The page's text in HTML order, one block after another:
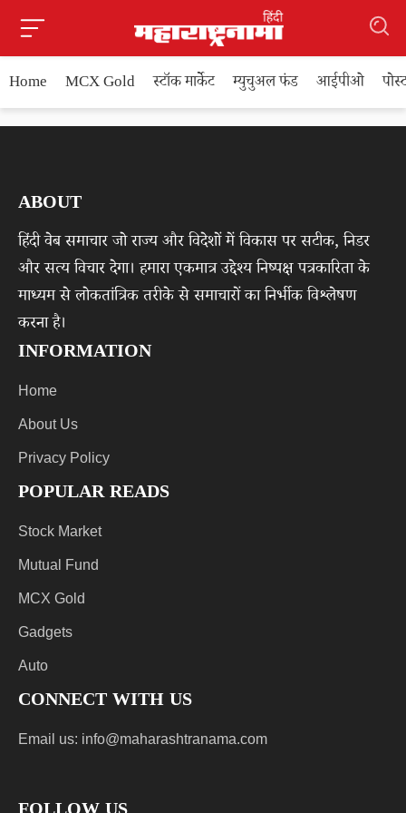
Home MCX Gold स्टॉक मार्केट म्युचुअल फंड आईपीओ
ABOUT
हिंदी वेब समाचार जो राज्य और विदेशों में विकास पर सटीक, निडर
और सत्य विचार देगा। हमारा एकमात्र उद्देश्य निष्पक्ष पत्रकारिता के
माध्यम से लोकतांत्रिक तरीके से समाचारों का निर्भीक विश्लेषण
करना है।
INFORMATION
Home
About Us
Privacy Policy
POPULAR READS
Stock Market
Mutual Fund
MCX Gold
Gadgets
Auto
CONNECT WITH US
Email us: info@maharashtranama.com